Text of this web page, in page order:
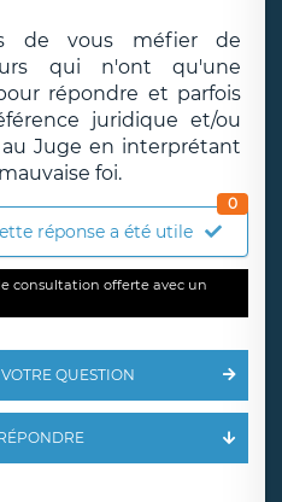
de vous méfier de
qui n'ont qu'une
répondre et parfois
juridique et/ou
Juge en interprétant
foi.
réponse a été utile
0
consultation offerte avec un
QUESTION